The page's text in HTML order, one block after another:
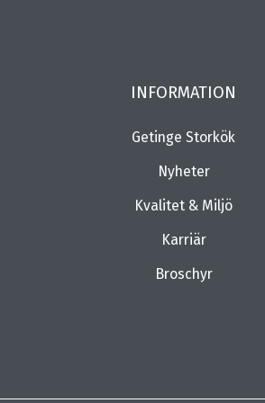
INFORMATION
Getinge Storkök
Nyheter
Kvalitet & Miljö
Karriär
Broschyr